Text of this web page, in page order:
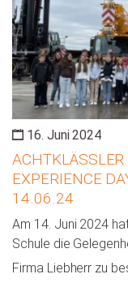
16. Juni 2024
EXPERIENCE
14.06.24
Am 14. Juni 2024
Schule die
Firma Liebherr zu